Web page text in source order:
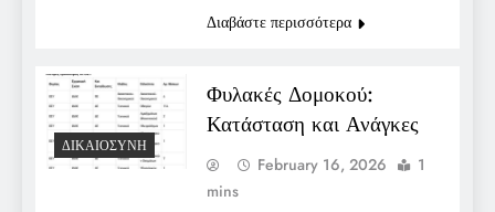
Διαβάστε περισσότερα
ΔΙΚΑΙΟΣΎΝΗ
Φυλακές Δομοκού:
Κατάσταση και Ανάγκες
February 16, 2026
1
mins